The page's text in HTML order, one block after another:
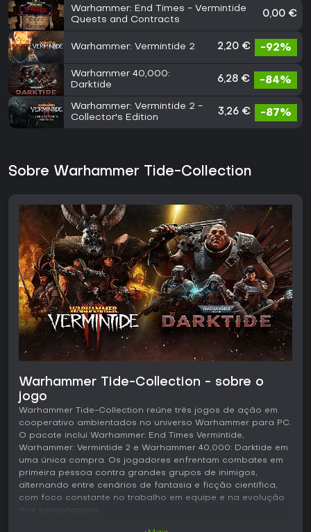
Warhammer: End Times - Vermintide
Quests and Contracts
0,00 €
Warhammer: Vermintide 2 2,20 € -92%
Warhammer 40,000:
Darktide
6,28 € -84%
Warhammer: Vermintide 2 -
Collector's Edition
3,26 € -87%
Sobre Warhammer Tide-Collection
Warhammer Tide-Collection - sobre o
jogo
Warhammer Tide-Collection reúne três jogos de ação em
cooperativo ambientados no universo Warhammer para PC.
O pacote inclui Warhammer: End Times Vermintide,
Warhammer: Vermintide 2 e Warhammer 40,000: Darktide em
uma única compra. Os jogadores enfrentam combates em
primeira pessoa contra grandes grupos de inimigos,
alternando entre cenários de fantasia e ficção científica,
com foco constante no trabalho em equipe e na evolução
dos personagens.